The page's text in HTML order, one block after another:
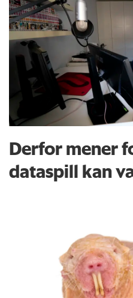
Derfor mener
dataspill kan